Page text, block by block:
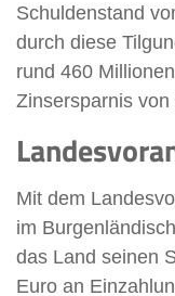
Schuldenstand
durch diese
rund 460
Zinsersparnis
Mit dem
im
das Land seinen
Euro an